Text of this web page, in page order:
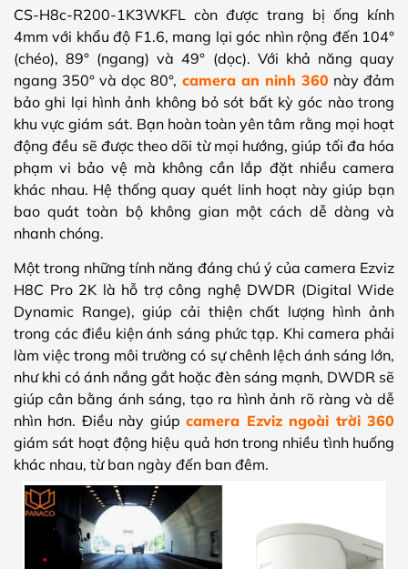
CS-H8c-R200-1K3WKFL còn được trang bị ống kính
4mm với khẩu độ F1.6, mang lại góc nhìn rộng đến 104°
(chéo), 89° (ngang) và 49° (dọc). Với khả năng quay
ngang 350° và dọc 80°, camera an ninh 360 này đảm
bảo ghi lại hình ảnh không bỏ sót bất kỳ góc nào trong
khu vực giám sát. Bạn hoàn toàn yên tâm rằng mọi hoạt
động đều sẽ được theo dõi từ mọi hướng, giúp tối đa hóa
phạm vi bảo vệ mà không cần lắp đặt nhiều camera
khác nhau. Hệ thống quay quét linh hoạt này giúp bạn
bao quát toàn bộ không gian một cách dễ dàng và
nhanh chóng.
Một trong những tính năng đáng chú ý của camera Ezviz
H8C Pro 2K là hỗ trợ công nghệ DWDR (Digital Wide
Dynamic Range), giúp cải thiện chất lượng hình ảnh
trong các điều kiện ánh sáng phức tạp. Khi camera phải
làm việc trong môi trường có sự chênh lệch ánh sáng lớn,
như khi có ánh nắng gắt hoặc đèn sáng mạnh, DWDR sẽ
giúp cân bằng ánh sáng, tạo ra hình ảnh rõ ràng và dễ
nhìn hơn. Điều này giúpcamera Ezviz ngoài trời 360
giám sát hoạt động hiệu quả hơn trong nhiều tình huống
khác nhau, từ ban ngày đến ban đêm.